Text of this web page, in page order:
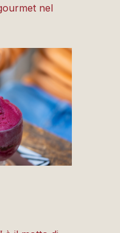
nel